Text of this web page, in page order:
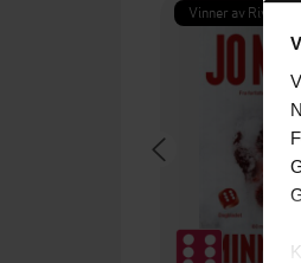
Vinner av